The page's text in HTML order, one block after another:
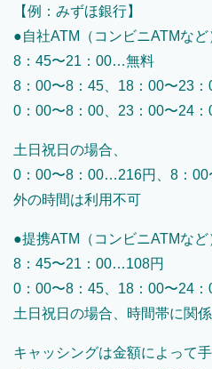
【例：みずほ銀行】
●自社ATM（コンビニATMなど
8：45〜21：00…無料
8：00〜8：45、18：00〜23
0：00〜8：00、23：00〜24
土日祝日の場合、
0：00〜8：00…216円、8：
外の時間は利用不可
●提携ATM（コンビニATMなど
8：45〜21：00…108円
0：00〜8：45、18：00〜24
土日祝日の場合、時間帯に関
キャッシングは金額によって